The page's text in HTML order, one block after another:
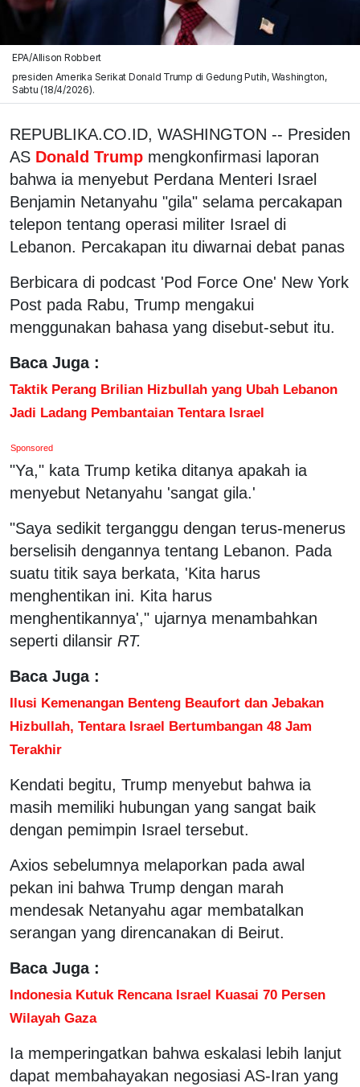
EPA/Allison Robbert
presiden Amerika Serikat Donald Trump di Gedung Putih, Washington,
Sabtu (18/4/2026).
REPUBLIKA.CO.ID, WASHINGTON -- Presiden
AS Donald Trump mengkonfirmasi laporan
bahwa ia menyebut Perdana Menteri Israel
Benjamin Netanyahu "gila" selama percakapan
telepon tentang operasi militer Israel di
Lebanon. Percakapan itu diwarnai debat panas
Berbicara di podcast 'Pod Force One' New York
Post pada Rabu, Trump mengakui
menggunakan bahasa yang disebut-sebut itu.
Baca Juga :
Taktik Perang Brilian Hizbullah yang Ubah Lebanon
Jadi Ladang Pembantaian Tentara Israel
Sponsored
"Ya," kata Trump ketika ditanya apakah ia
menyebut Netanyahu 'sangat gila.'
"Saya sedikit terganggu dengan terus-menerus
berselisih dengannya tentang Lebanon. Pada
suatu titik saya berkata, 'Kita harus
menghentikan ini. Kita harus
menghentikannya'," ujarnya menambahkan
seperti dilansir RT.
Baca Juga :
Ilusi Kemenangan Benteng Beaufort dan Jebakan
Hizbullah, Tentara Israel Bertumbangan 48 Jam
Terakhir
Kendati begitu, Trump menyebut bahwa ia
masih memiliki hubungan yang sangat baik
dengan pemimpin Israel tersebut.
Axios sebelumnya melaporkan pada awal
pekan ini bahwa Trump dengan marah
mendesak Netanyahu agar membatalkan
serangan yang direncanakan di Beirut.
Baca Juga :
Indonesia Kutuk Rencana Israel Kuasai 70 Persen
Wilayah Gaza
Ia memperingatkan bahwa eskalasi lebih lanjut
dapat membahayakan negosiasi AS-Iran yang